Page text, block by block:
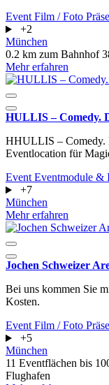
Event Film / Foto
+2
München
0.2 km zum Bahnhof
Mehr erfahren
HULLIS – Comedy.
HHULLIS – Comedy.
Eventlocation für
Event Eventmodule &
+7
München
Mehr erfahren
Jochen Schweizer
Bei uns kommen Sie
Kosten.
Event Film / Foto
+5
München
11 Eventflächen bis
Flughafen